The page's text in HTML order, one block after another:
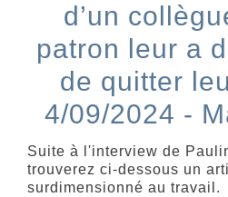
d’un
patron leur a
de quitter
4/09/2024 -
Suite à l'interview de
trouverez ci-dessous un
surdimensionné au travail.